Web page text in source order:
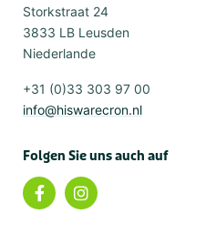
Storkstraat 24
3833 LB Leusden
Niederlande
+31 (0)33 303 97 00
info@hiswarecron.nl
Folgen Sie uns auch auf